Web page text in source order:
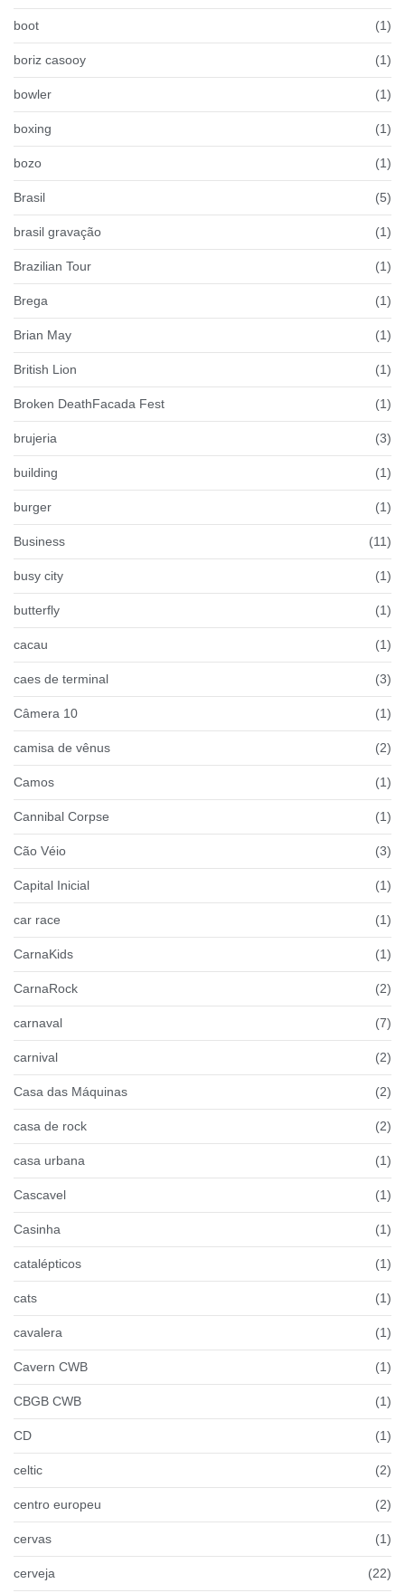
boot (1)
boriz casooy (1)
bowler (1)
boxing (1)
bozo (1)
Brasil (5)
brasil gravação (1)
Brazilian Tour (1)
Brega (1)
Brian May (1)
British Lion (1)
Broken DeathFacada Fest (1)
brujeria (3)
building (1)
burger (1)
Business (11)
busy city (1)
butterfly (1)
cacau (1)
caes de terminal (3)
Câmera 10 (1)
camisa de vênus (2)
Camos (1)
Cannibal Corpse (1)
Cão Véio (3)
Capital Inicial (1)
car race (1)
CarnaKids (1)
CarnaRock (2)
carnaval (7)
carnival (2)
Casa das Máquinas (2)
casa de rock (2)
casa urbana (1)
Cascavel (1)
Casinha (1)
catalépticos (1)
cats (1)
cavalera (1)
Cavern CWB (1)
CBGB CWB (1)
CD (1)
celtic (2)
centro europeu (2)
cervas (1)
cerveja (22)